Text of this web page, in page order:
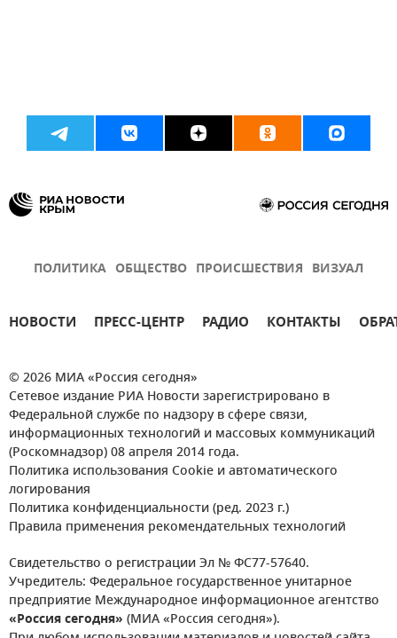
ПОЛИТИКА ОБЩЕСТВО ПРОИСШЕСТВИЯ ВИЗУАЛ
НОВОСТИ ПРЕСС-ЦЕНТР РАДИО КОНТАКТЫ
© 2026 МИА «Россия сегодня»
Сетевое издание РИА Новости зарегистрировано в
Федеральной службе по надзору в сфере связи,
информационных технологий и массовых коммуникаций
(Роскомнадзор) 08 апреля 2014 года.
Политика использования Cookie и автоматического
логирования
Политика конфиденциальности (ред. 2023 г.)
Правила применения рекомендательных технологий
Свидетельство о регистрации Эл № ФС77-57640.
Учредитель: Федеральное государственное унитарное
предприятие Международное информационное агентство
«Россия сегодня» (МИА «Россия сегодня»).